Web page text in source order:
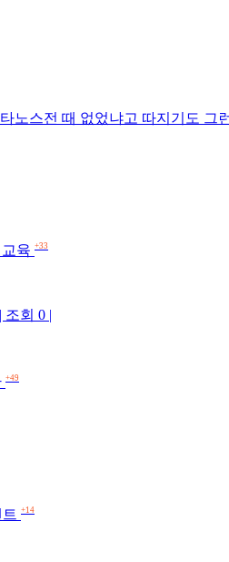
노스전 때 없었냐고 따지기도 그
육 +33
조회 0 |
+49
+14